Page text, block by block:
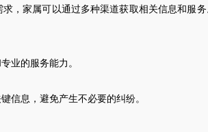
求，家属可以通过多种渠道获取相关信息和服
业的服务能力。
信息，避免产生不必要的纠纷。